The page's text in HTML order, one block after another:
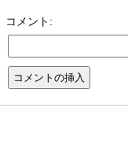
コメント: